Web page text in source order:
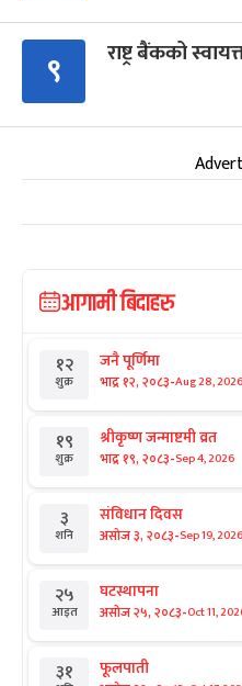
९ राष्ट्र बैंकको
आगामी बिदाहरु
१२
शुक्र
जनै पूर्णिमा
भाद्र १२, २०८३-Aug 28, 2026
१९
शुक्र
श्रीकृष्ण जन्माष्टमी व्रत
भाद्र १९, २०८३-Sep 4, 2026
३
शनि
संविधान दिवस
असोज ३, २०८३-Sep 19, 2026
२५
आइत
घटस्थापना
असोज २५, २०८३-Oct 11,
३१ फूलपाती